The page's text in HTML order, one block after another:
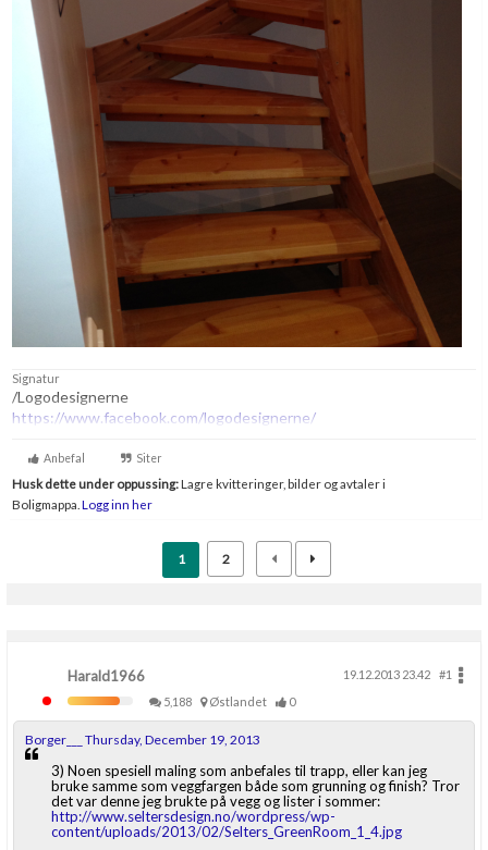
Signatur
/Logodesignerne
https://www.facebook.com/logodesignerne/
Anbefal Siter
Husk dette under oppussing:Lagre kvitteringer, bilder og avtaler i
Boligmappa. Logg inn her
1 2
Harald1966 19.12.2013 23.42
#1
5,188
Østlandet 0
Borger___ Thursday, December 19, 2013
3) Noen spesiell maling som anbefales til trapp, eller kan jeg
bruke samme som veggfargen både som grunning og finish? Tror
det var denne jeg brukte på vegg og lister i sommer:
http://www.seltersdesign.no/wordpress/wp-
content/uploads/2013/02/Selters_GreenRoom_1_4.jpg